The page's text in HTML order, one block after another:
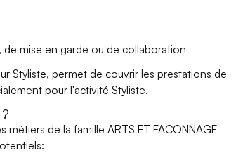
mise en garde ou de collaboration
Styliste, permet de couvrir les prestations de
pour l'activité Styliste.
de la famille ARTS ET FACONNAGE